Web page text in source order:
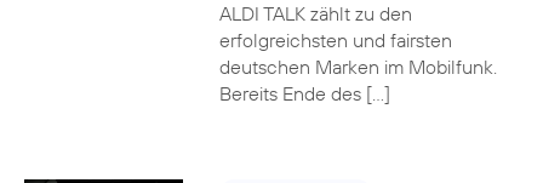
ALDI TALK zählt zu den
erfolgreichsten und fairsten
deutschen Marken im Mobilfunk.
Bereits Ende des […]